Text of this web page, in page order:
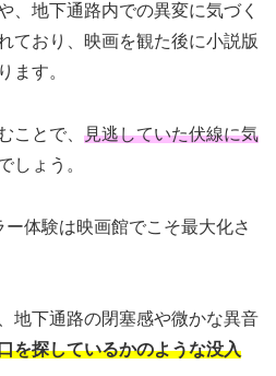
、地下通路内での異変に気づく
ており、映画を観た後に小説版
ます。
ことで、 見逃していた伏線に気
しょう。
体験は映画館でこそ最大化さ
地下通路の閉塞感や微かな異音
を探しているかのような没入